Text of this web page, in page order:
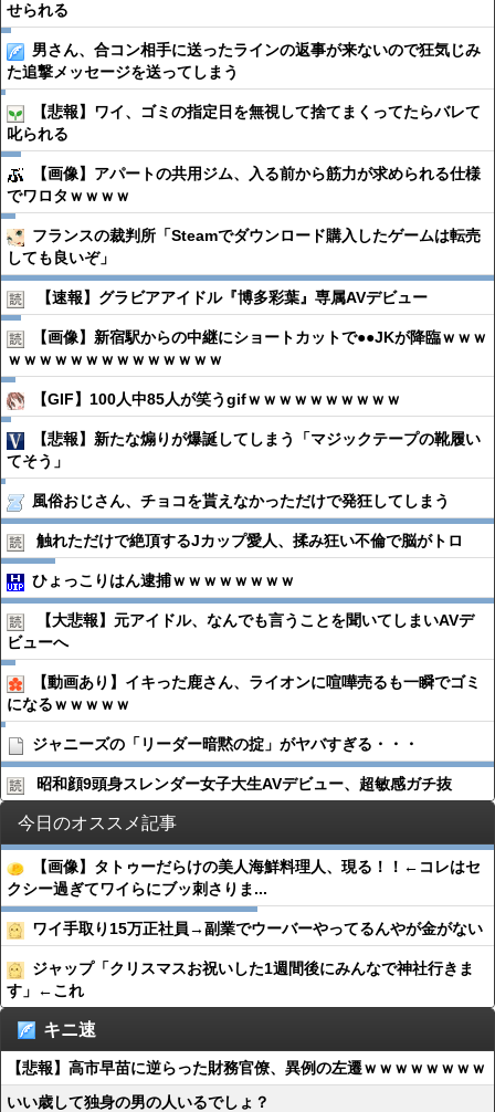
せられる
男さん、合コン相手に送ったラインの返事が来ないので狂気じみ
た追撃メッセージを送ってしまう
【悲報】ワイ、ゴミの指定日を無視して捨てまくってたらバレて
叱られる
【画像】アパートの共用ジム、入る前から筋力が求められる仕様
でワロタｗｗｗｗ
フランスの裁判所「Steamでダウンロード購入したゲームは転売
しても良いぞ」
【速報】グラビアアイドル『博多彩葉』専属AVデビュー
【画像】新宿駅からの中継にショートカットで●●JKが降臨ｗｗｗ
ｗｗｗｗｗｗｗｗｗｗｗｗｗｗ
【GIF】100人中85人が笑うgifｗｗｗｗｗｗｗｗｗｗ
【悲報】新たな煽りが爆誕してしまう「マジックテープの靴履い
てそう」
風俗おじさん、チョコを貰えなかっただけで発狂してしまう
触れただけで絶頂するJカップ愛人、揉み狂い不倫で脳がトロ
ひょっこりはん逮捕ｗｗｗｗｗｗｗｗ
【大悲報】元アイドル、なんでも言うことを聞いてしまいAVデ
ビューへ
【動画あり】イキった鹿さん、ライオンに喧嘩売るも一瞬でゴミ
になるｗｗｗｗｗ
ジャニーズの「リーダー暗黙の掟」がヤバすぎる・・・
昭和顔9頭身スレンダー女子大生AVデビュー、超敏感ガチ抜
今日のオススメ記事
【画像】タトゥーだらけの美人海鮮料理人、現る！！←コレはセ
クシー過ぎてワイらにブッ刺さりま...
ワイ手取り15万正社員→副業でウーバーやってるんやが金がない
ジャップ「クリスマスお祝いした1週間後にみんなで神社行きま
す」←これ
キニ速
【悲報】高市早苗に逆らった財務官僚、異例の左遷ｗｗｗｗｗｗｗｗ
いい歳して独身の男の人いるでしょ？